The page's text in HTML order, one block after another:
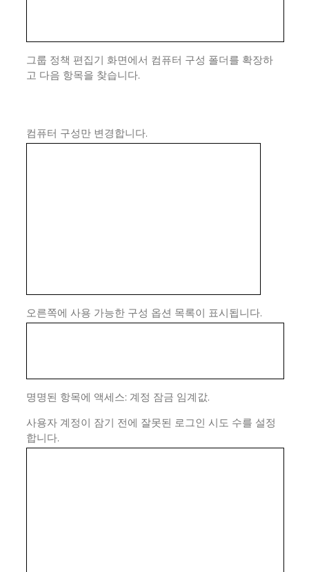
그룹 정책 편집기 화면에서 컴퓨터 구성 폴더를 확장하
고 다음 항목을 찾습니다.
컴퓨터 구성만 변경합니다.
오른쪽에 사용 가능한 구성 옵션 목록이 표시됩니다.
명명된 항목에 액세스: 계정 잠금 임계값.
사용자 계정이 잠기 전에 잘못된 로그인 시도 수를 설정
합니다.